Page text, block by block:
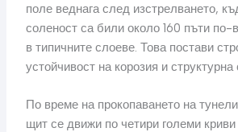
поле веднага след изстрелването,
соленост са били около 160 пъти по-
в типичните слоеве. Това постави
устойчивост на корозия и структурна
По време на прокопаването на
щит се движи по четири големи